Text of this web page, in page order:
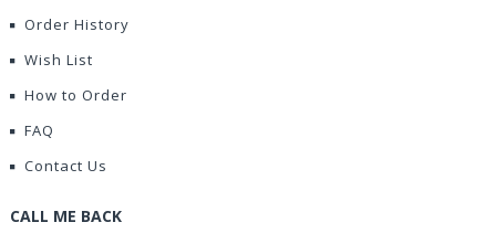
Order History
Wish List
How to Order
FAQ
Contact Us
CALL ME BACK